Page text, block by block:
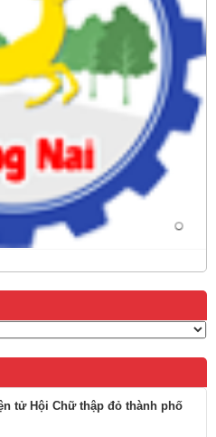
tử Hội Chữ thập đỏ thành phố